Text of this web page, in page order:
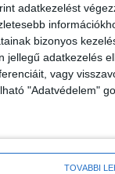
adatkezelést
bizonyos
jellegű adatkezelés
vagy
"Adatvédelem"
TOVÁBBI